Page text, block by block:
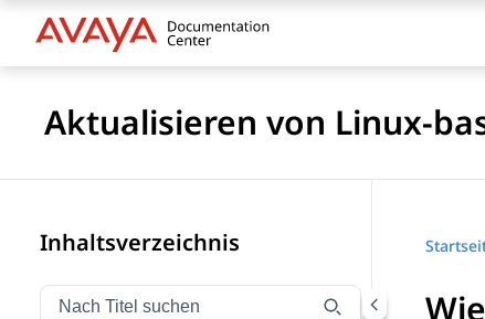
Aktualisieren von Linux-
Inhaltsverzeichnis